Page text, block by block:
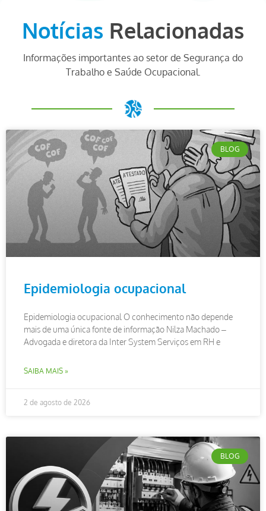
Notícias Relacionadas
Informações importantes ao setor de Segurança do
Trabalho e Saúde Ocupacional.
BLOG
Epidemiologia ocupacional
Epidemiologia ocupacional O conhecimento não depende
mais de uma única fonte de informação Nilza Machado –
Advogada e diretora da Inter System Serviços em RH e
SAIBA MAIS »
2 de agosto de 2026
BLOG